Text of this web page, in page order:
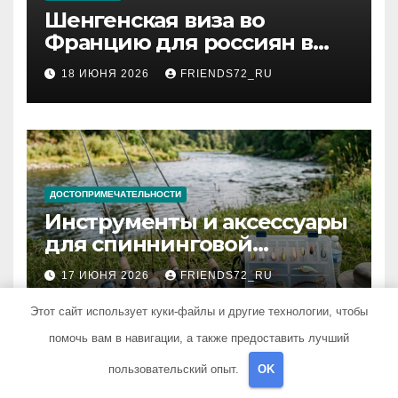
Шенгенская виза во
Францию для россиян в
2026 году: сроки от 3 дней
и список необходимых
документов
18 ИЮНЯ 2026 FRIENDS72_RU
ДОСТОПРИМЕЧАТЕЛЬНОСТИ
Инструменты и аксессуары
для спиннинговой
рыбалки: назначение и
типы
17 ИЮНЯ 2026 FRIENDS72_RU
Этот сайт использует куки-файлы и другие технологии, чтобы
помочь вам в навигации, а также предоставить лучший
пользовательский опыт. OK